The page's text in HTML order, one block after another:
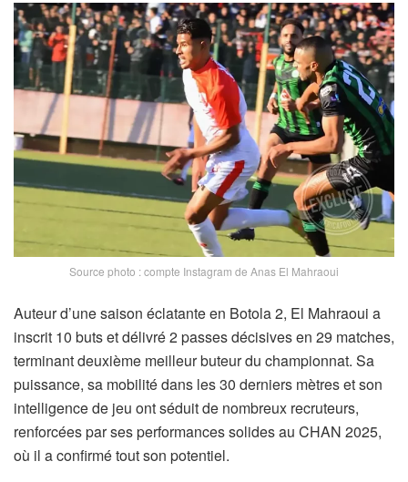
Source photo : compte Instagram de Anas El Mahraoui
Auteur d’une saison éclatante en Botola 2, El Mahraoui a
inscrit 10 buts et délivré 2 passes décisives en 29 matches,
terminant deuxième meilleur buteur du championnat. Sa
puissance, sa mobilité dans les 30 derniers mètres et son
intelligence de jeu ont séduit de nombreux recruteurs,
renforcées par ses performances solides au CHAN 2025,
où il a confirmé tout son potentiel.